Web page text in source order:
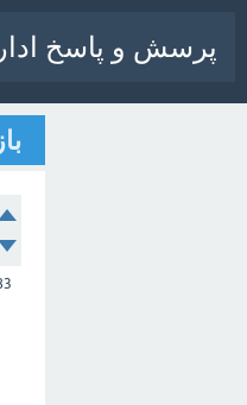
پرسش و پاسخ